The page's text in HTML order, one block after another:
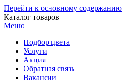
Перейти к основному содержанию
Каталог товаров
Меню
Подбор цвета
Услуги
Акция
Обратная связь
Вакансии